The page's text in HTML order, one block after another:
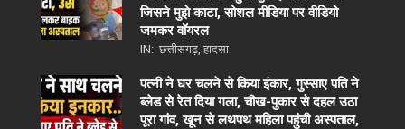
जिसने मुझे काटा, सोशल मीडिया पर वीडियो
जमकर वॉयरल
IN: छत्तीसगढ़, हादसा
पत्नी ने घर चलने से किया इंकार, गुस्साए पति ने
ब्लेड से रेत दिया गला, चीख-पुकार से दहल उठा
पूरा गांव, खून से लथपथ महिला पहुंची अस्पताल,